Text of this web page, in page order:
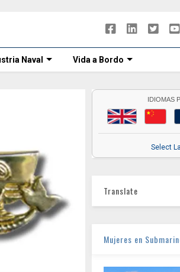
Naval Vida a Bordo
IDIOMAS
Select
Translate
Mujeres en